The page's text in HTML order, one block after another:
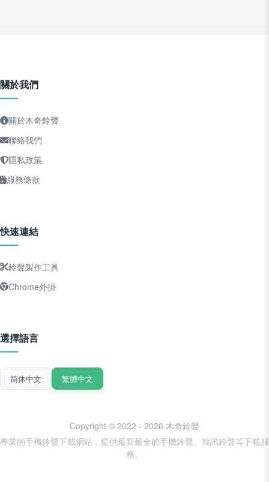
關於我們
關於木奇鈴聲
聯絡我們
隱私政策
服務條款
快速連結
鈴聲製作工具
Chrome外掛
選擇語言
简体中文 繁體中文
Copyright © 2022 - 2026 木奇鈴聲
專業的手機鈴聲下載網站，提供最新最全的手機鈴聲、簡訊鈴聲等下載服
務。